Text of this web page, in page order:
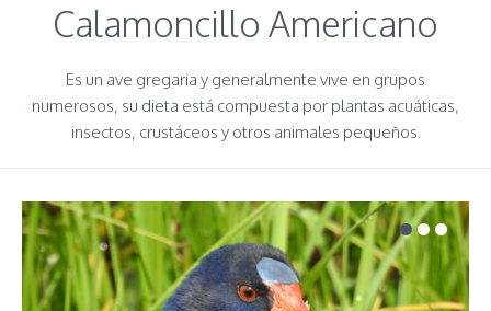
Calamoncillo Americano
Es un ave gregaria y generalmente vive en grupos
numerosos, su dieta está compuesta por plantas acuáticas,
insectos, crustáceos y otros animales pequeños.